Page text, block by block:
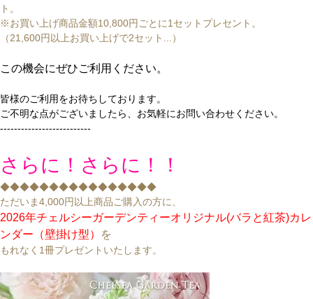
ト。
※お買い上げ商品金額10,800円ごとに1セットプレセント。
（21,600円以上お買い上げで2セット...）
この機会にぜひご利用ください。
皆様のご利用をお待ちしております。
ご不明な点がございましたら、お気軽にお問い合わせください。
--------------------------
さらに！さらに！！
◆◆◆◆◆◆◆◆◆◆◆◆◆◆◆◆
ただいま4,000円以上商品ご購入の方に、
2026年チェルシーガーデンティーオリジナル(バラと紅茶)カレ
ンダー（壁掛け型）
を
もれなく1冊プレゼントいたします。